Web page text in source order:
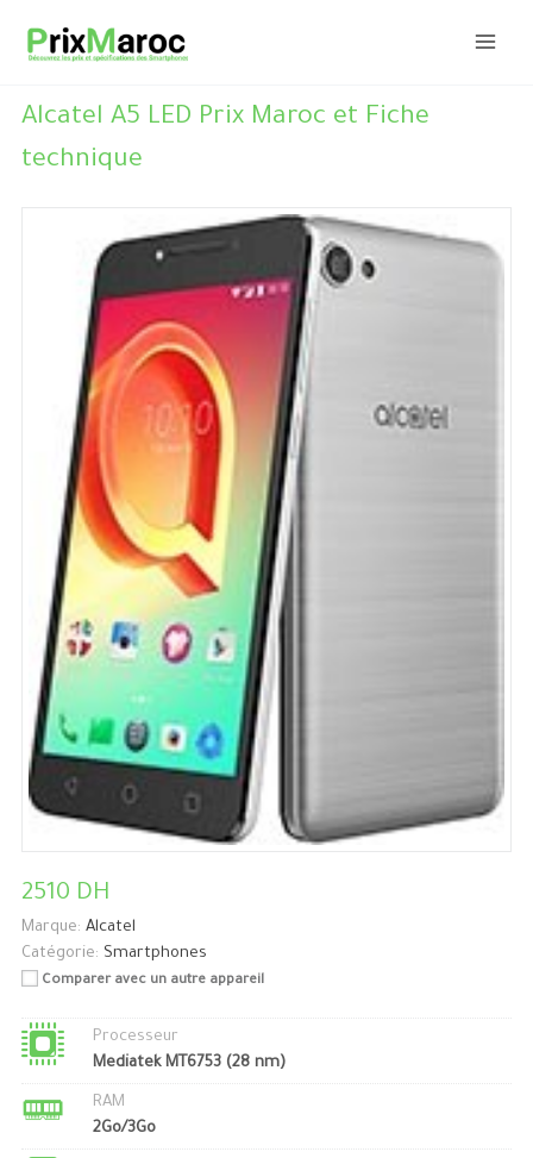
Alcatel A5 LED Prix Maroc et Fiche
technique
2510 DH
Marque: Alcatel
Catégorie: Smartphones
Comparer avec un autre appareil
Processeur
Mediatek MT6753 (28 nm)
RAM
2Go/3Go